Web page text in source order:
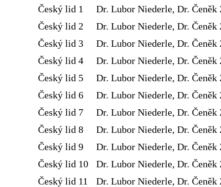
Český lid 1
Dr. Lubor Niederle, Dr. Čeněk
Český lid 2
Dr. Lubor Niederle, Dr. Čeněk
Český lid 3
Dr. Lubor Niederle, Dr. Čeněk
Český lid 4
Dr. Lubor Niederle, Dr. Čeněk
Český lid 5
Dr. Lubor Niederle, Dr. Čeněk
Český lid 6
Dr. Lubor Niederle, Dr. Čeněk
Český lid 7
Dr. Lubor Niederle, Dr. Čeněk
Český lid 8
Dr. Lubor Niederle, Dr. Čeněk
Český lid 9
Dr. Lubor Niederle, Dr. Čeněk
Český lid 10
Dr. Lubor Niederle, Dr. Čeněk
Český lid 11
Dr. Lubor Niederle, Dr. Čeněk